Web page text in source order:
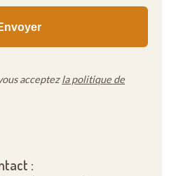
acceptezla politique de
: